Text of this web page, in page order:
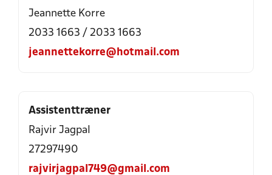
Jeannette Korre
2033 1663 / 2033 1663
jeannettekorre@hotmail.com
Assistenttræner
Rajvir Jagpal
27297490
rajvirjagpal749@gmail.com